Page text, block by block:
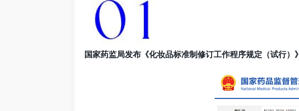
国家药监局发布《化妆品标准制修订工作程序规定（试行）》